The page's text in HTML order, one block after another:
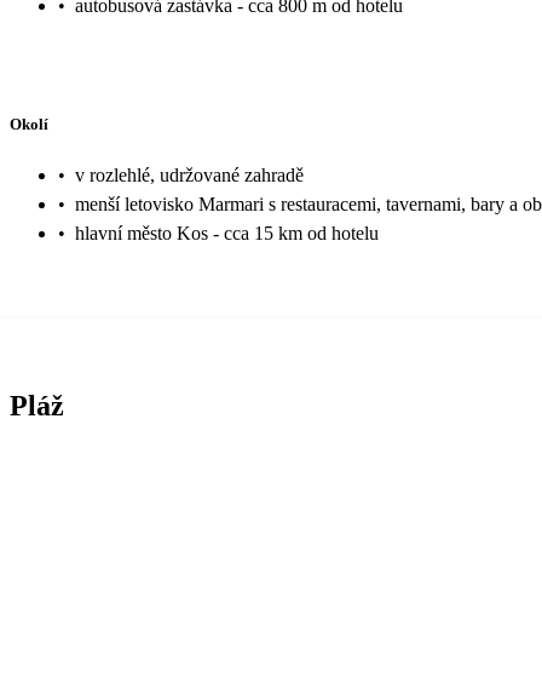
• autobusová zastávka - cca 800 m od hotelu
Okolí
• v rozlehlé, udržované zahradě
• menší letovisko Marmari s restauracemi, tavernami, bary a
• hlavní město Kos - cca 15 km od hotelu
Pláž